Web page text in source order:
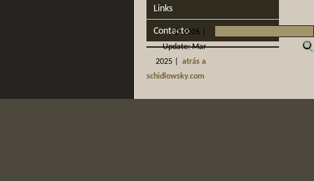
Links
Contacto
©2026 |
Update: Mar
2025 |
atrás a
schidlowsky.com